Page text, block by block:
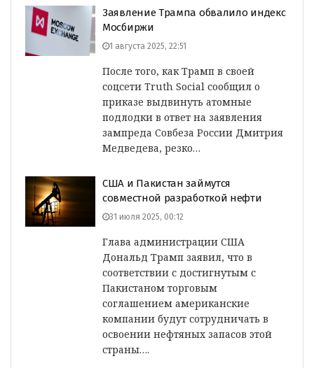
Заявление Трампа обвалило индекс
Мосбиржи
1 августа 2025, 22:51
После того, как Трамп в своей
соцсети Truth Social сообщил о
приказе выдвинуть атомные
подлодки в ответ на заявления
зампреда Совбеза России Дмитрия
Медведева, резко…
США и Пакистан займутся
совместной разработкой нефти
31 июля 2025, 00:12
Глава администрации США
Дональд Трамп заявил, что в
соответствии с достигнутым с
Пакистаном торговым
соглашением американские
компании будут сотрудничать в
освоении нефтяных запасов этой
страны….